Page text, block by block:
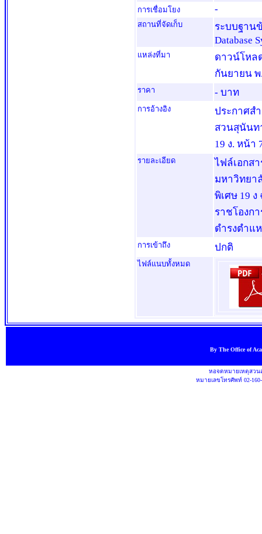
การเชื่อมโยง -
สถานที่จัดเก็บ
ระบบฐาน
Database
แหล่งที่มา
ดาวน์โหล
กันยายน พ
ราคา - บาท
การอ้างอิง
ประกาศส
สวนสุนันท
19 ง. หน้า
รายละเอียด
ไฟล์เอกส
มหาวิทยา
พิเศษ 19
ราชโองก
ดำรงตำแ
การเข้าถึง ปกติ
ไฟล์แนบทั้งหมด
By The Office of
หอจดหมายเหตุสว
หมายเลขโทรศัพท์ 02-160-